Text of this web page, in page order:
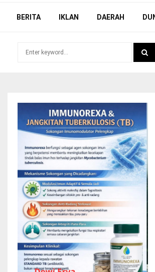
BERITA IKLAN DAERAH